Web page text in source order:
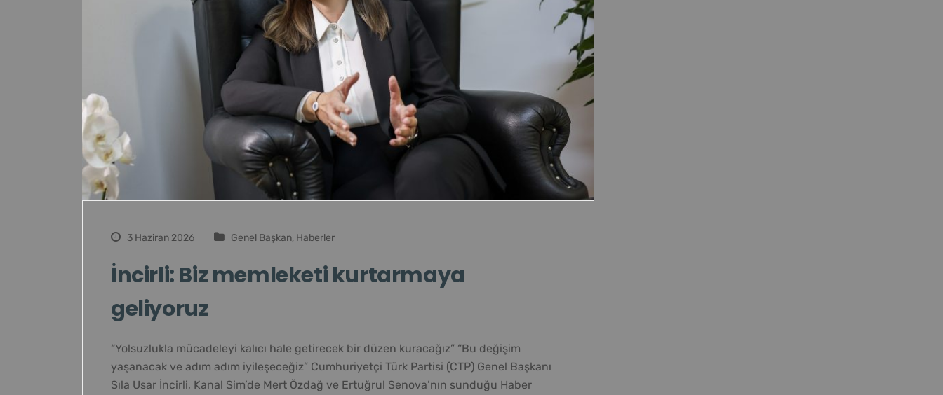
3 Haziran 2026 Genel Başkan, Haberler
İncirli: Biz memleketi kurtarmaya
geliyoruz
“Yolsuzlukla mücadeleyi kalıcı hale getirecek bir düzen kuracağız” “Bu değişim
yaşanacak ve adım adım iyileşeceğiz” Cumhuriyetçi Türk Partisi (CTP) Genel Başkanı
Sıla Usar İncirli, Kanal Sim’de Mert Özdağ ve Ertuğrul Senova’nın sunduğu Haber